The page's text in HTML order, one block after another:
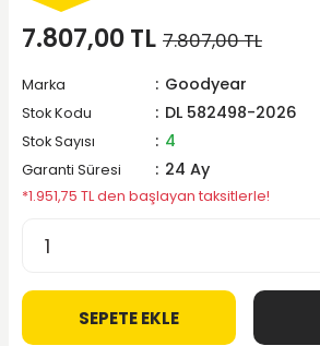
7.807,00 TL 7.807,00 TL
Marka Goodyear
Stok Kodu DL 582498-2026
Stok Sayısı 4
Garanti Süresi 24 Ay
*1.951,75 TL den başlayan taksitlerle!
SEPETE EKLE